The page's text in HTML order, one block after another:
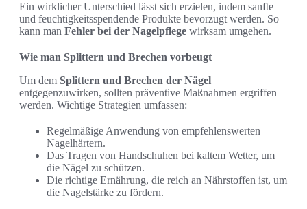
Ein wirklicher Unterschied lässt sich erzielen, indem sanfte
und feuchtigkeitsspendende Produkte bevorzugt werden. So
kann man Fehler bei der Nagelpflege wirksam umgehen.
Wie man Splittern und Brechen vorbeugt
Um dem Splittern und Brechen der Nägel
entgegenzuwirken, sollten präventive Maßnahmen ergriffen
werden. Wichtige Strategien umfassen:
Regelmäßige Anwendung von empfehlenswerten
Nagelhärtern.
Das Tragen von Handschuhen bei kaltem Wetter, um
die Nägel zu schützen.
Die richtige Ernährung, die reich an Nährstoffen ist, um
die Nagelstärke zu fördern.